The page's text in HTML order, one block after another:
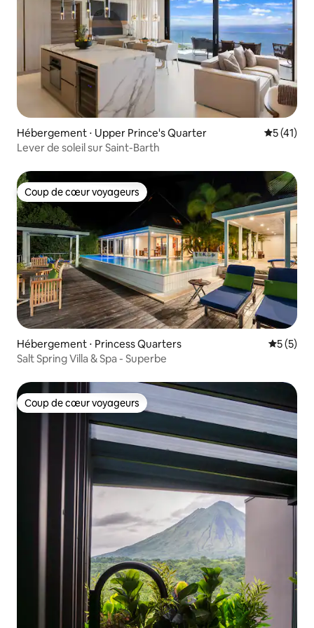
Hébergement ⋅ Upper Prince's Quarter
5 (41)
Lever de soleil sur Saint-Barth
Coup de cœur voyageurs
Coup de cœur voyageurs
Hébergement ⋅ Princess Quarters
5 (5)
Salt Spring Villa & Spa - Superbe
Coup de cœur voyageurs
Coup de cœur voyageurs